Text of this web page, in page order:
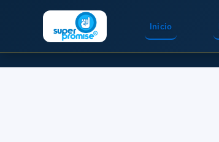
Inicio